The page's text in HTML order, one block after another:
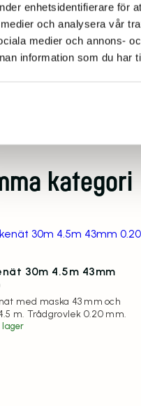
enhetsidentifierare för
och analysera vår
medier och annons-
information som du har
kategori
30m 4.5m 43mm
med maska 43 mm och
m. Trådgrovlek 0.20 mm.
lager